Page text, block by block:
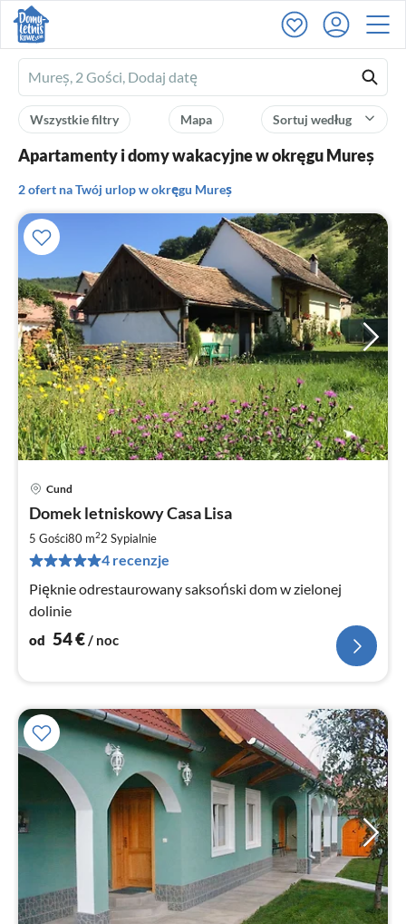
Ferienhausmiete
logo
Sortuj według
Mapa
Wszystkie filtry
Apartamenty i domy wakacyjne w okręgu Mureș
2 ofert na Twój urlop w okręgu Mureș
Cund
Domek letniskowy Casa Lisa
5 Gości80 m22 Sypialnie
4 recenzje
Pięknie odrestaurowany saksoński dom w zielonej
dolinie
od 54€/ noc